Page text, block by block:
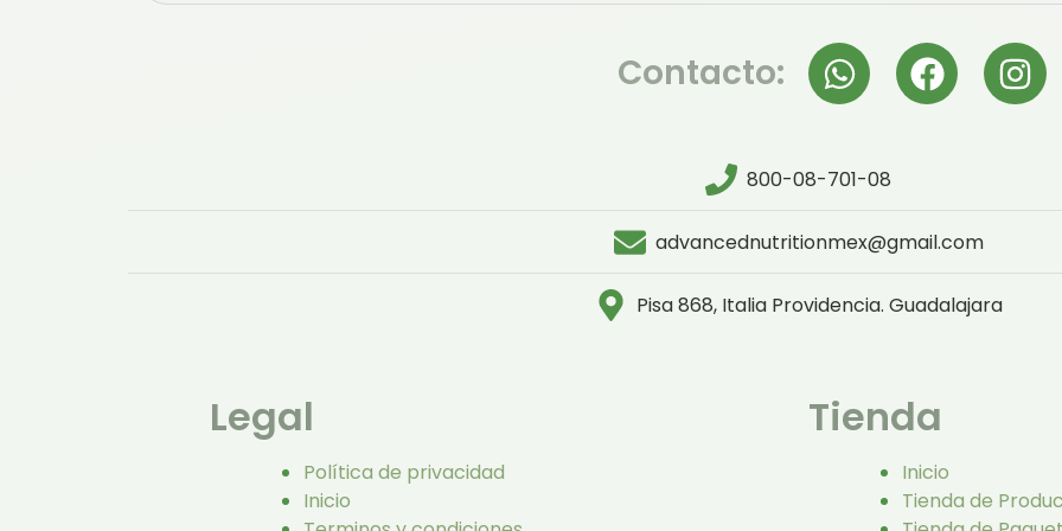
Contacto:
800-08-701-08
advancednutritionmex@gmail.com
Pisa 868, Italia Providencia. Guadalajara
Legal
Política de privacidad
Inicio
Tienda
Inicio
Tienda de